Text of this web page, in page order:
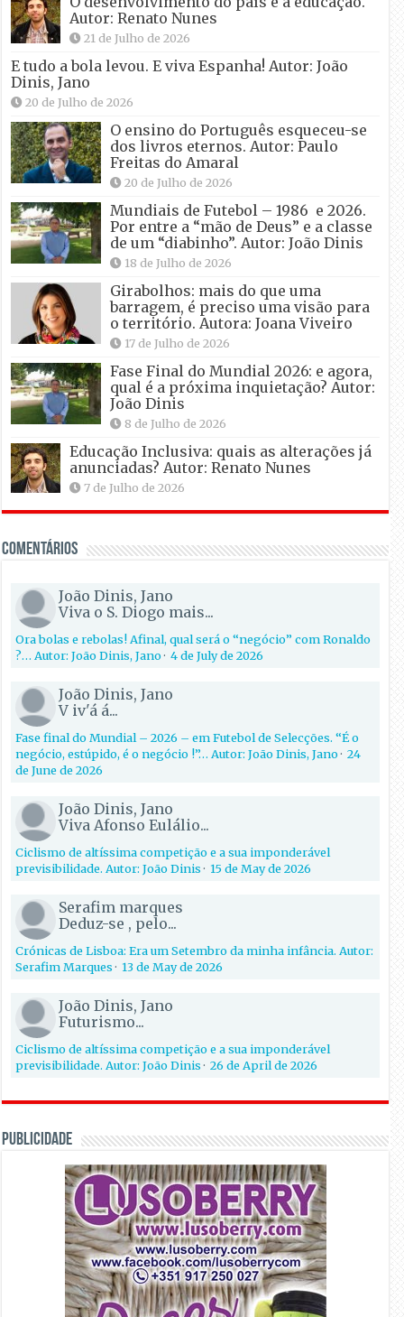
Autor: Renato Nunes
21 de Julho de 2026
E tudo a bola levou. E viva Espanha! Autor: João
Dinis, Jano
20 de Julho de 2026
O ensino do Português esqueceu-se
dos livros eternos. Autor: Paulo
Freitas do Amaral
20 de Julho de 2026
Mundiais de Futebol – 1986 e 2026.
Por entre a “mão de Deus” e a classe
de um “diabinho”. Autor: João Dinis
18 de Julho de 2026
Girabolhos: mais do que uma
barragem, é preciso uma visão para
o território. Autora: Joana Viveiro
17 de Julho de 2026
Fase Final do Mundial 2026: e agora,
qual é a próxima inquietação? Autor:
João Dinis
8 de Julho de 2026
Educação Inclusiva: quais as alterações já
anunciadas? Autor: Renato Nunes
7 de Julho de 2026
Comentários
João Dinis, Jano
Viva o S. Diogo mais...
Ora bolas e rebolas! Afinal, qual será o “negócio” com Ronaldo
?… Autor: João Dinis, Jano·4 de July de 2026
João Dinis, Jano
V iv'á á...
Fase final do Mundial – 2026 – em Futebol de Selecções. “É o
negócio, estúpido, é o negócio !”… Autor: João Dinis, Jano·24
de June de 2026
João Dinis, Jano
Viva Afonso Eulálio...
Ciclismo de altíssima competição e a sua imponderável
previsibilidade. Autor: João Dinis·15 de May de 2026
Serafim marques
Deduz-se , pelo...
Crónicas de Lisboa: Era um Setembro da minha infância. Autor:
Serafim Marques·13 de May de 2026
João Dinis, Jano
Futurismo...
Ciclismo de altíssima competição e a sua imponderável
previsibilidade. Autor: João Dinis·26 de April de 2026
PUBLICIDADE